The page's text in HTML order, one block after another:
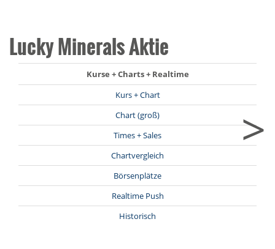
Lucky Minerals Aktie
Kurse + Charts + Realtime
Kurs + Chart
Chart (groß)
Times + Sales
Chartvergleich
Börsenplätze
Realtime Push
Historisch
>